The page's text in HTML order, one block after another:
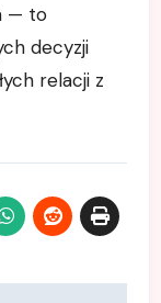
— to
decyzji
relacji z